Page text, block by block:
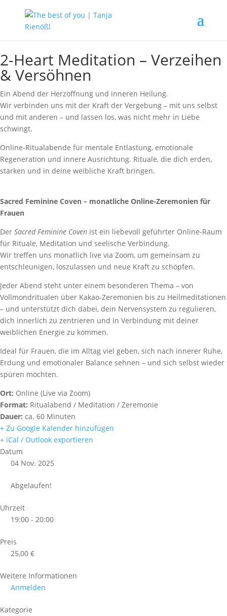
2-Heart Meditation – Verzeihen
& Versöhnen
Ein Abend der Herzöffnung und inneren Heilung.
Wir verbinden uns mit der Kraft der Vergebung – mit uns selbst
und mit anderen – und lassen los, was nicht mehr in Liebe
schwingt.
Online-Ritualabende für mentale Entlastung, emotionale
Regeneration und innere Ausrichtung. Rituale, die dich erden,
stärken und in deine weibliche Kraft bringen.
Sacred Feminine Coven – monatliche Online-Zeremonien für
Frauen
Der Sacred Feminine Coven ist ein liebevoll geführter Online-Raum
für Rituale, Meditation und seelische Verbindung.
Wir treffen uns monatlich live via Zoom, um gemeinsam zu
entschleunigen, loszulassen und neue Kraft zu schöpfen.
Jeder Abend steht unter einem besonderen Thema – von
Vollmondritualen über Kakao-Zeremonien bis zu Heilmeditationen
– und unterstützt dich dabei, dein Nervensystem zu regulieren,
dich innerlich zu zentrieren und in Verbindung mit deiner
weiblichen Energie zu kommen.
Ideal für Frauen, die im Alltag viel geben, sich nach innerer Ruhe,
Erdung und emotionaler Balance sehnen – und sich selbst wieder
spüren möchten.
Ort: Online (Live via Zoom)
Format: Ritualabend / Meditation / Zeremonie
Dauer: ca. 60 Minuten
+ Zu Google Kalender hinzufügen
+ iCal / Outlook exportieren
Datum
04 Nov. 2025
Abgelaufen!
Uhrzeit
19:00 - 20:00
Preis
25,00 €
Weitere Informationen
Anmelden
Kategorie